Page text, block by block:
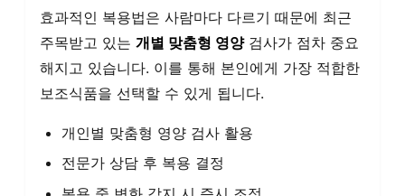
효과적인 복용법은 사람마다 다르기 때문에 최근
주목받고 있는 개별 맞춤형 영양검사가 점차 중요
해지고 있습니다. 이를 통해 본인에게 가장 적합한
보조식품을 선택할 수 있게 됩니다.
개인별 맞춤형 영양 검사 활용
전문가 상담 후 복용 결정